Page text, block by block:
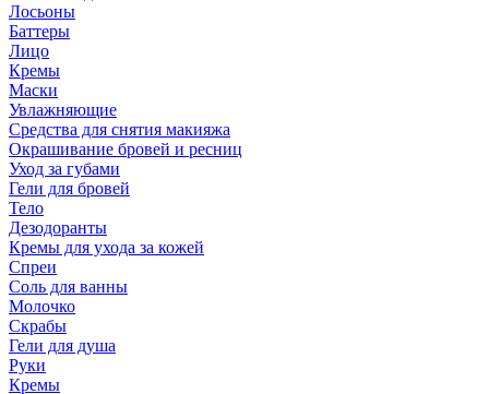
Лосьоны
Баттеры
Лицо
Кремы
Маски
Увлажняющие
Средства для снятия макияжа
Окрашивание бровей и ресниц
Уход за губами
Гели для бровей
Тело
Дезодоранты
Кремы для ухода за кожей
Спреи
Соль для ванны
Молочко
Скрабы
Гели для душа
Руки
Кремы